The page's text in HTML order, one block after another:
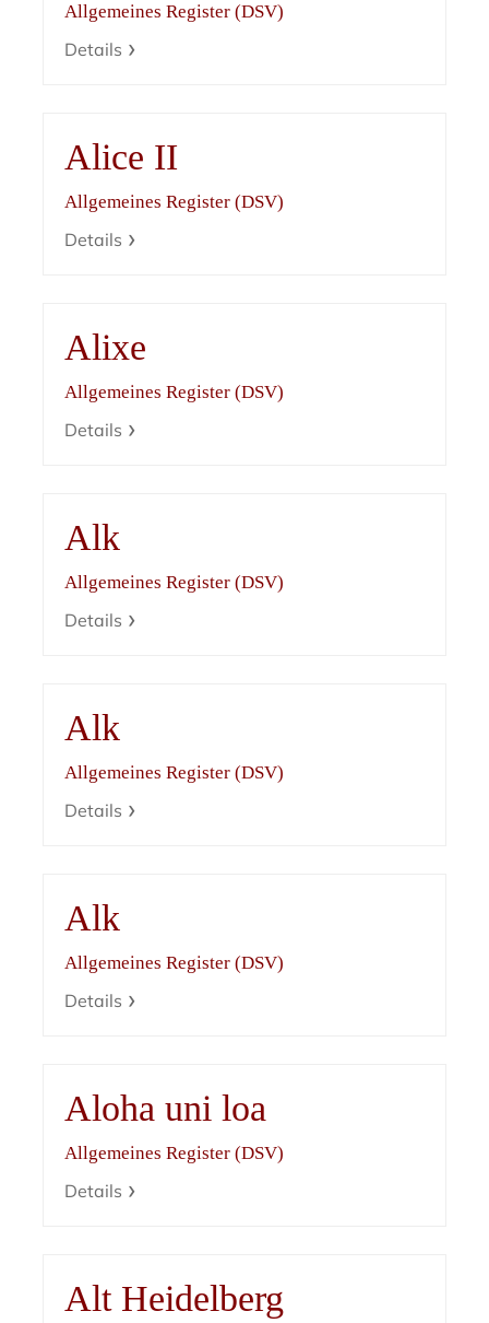
Allgemeines Register (DSV)
Details
Alice II
Allgemeines Register (DSV)
Details
Alixe
Allgemeines Register (DSV)
Details
Alk
Allgemeines Register (DSV)
Details
Alk
Allgemeines Register (DSV)
Details
Alk
Allgemeines Register (DSV)
Details
Aloha uni loa
Allgemeines Register (DSV)
Details
Alt Heidelberg